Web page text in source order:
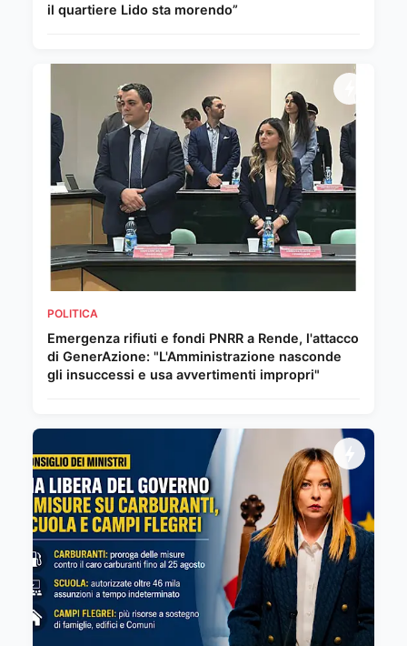
il quartiere Lido sta morendo”
POLITICA
Emergenza rifiuti e fondi PNRR a Rende, l'attacco
di GenerAzione: "L'Amministrazione nasconde
gli insuccessi e usa avvertimenti impropri"